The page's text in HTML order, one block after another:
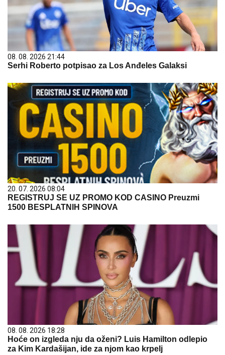
08. 08. 2026 21:44
Serhi Roberto potpisao za Los Anđeles Galaksi
20. 07. 2026 08:04
REGISTRUJ SE UZ PROMO KOD CASINO Preuzmi
1500 BESPLATNIH SPINOVA
08. 08. 2026 18:28
Hoće on izgleda nju da oženi? Luis Hamilton odlepio
za Kim Kardašijan, ide za njom kao krpelj